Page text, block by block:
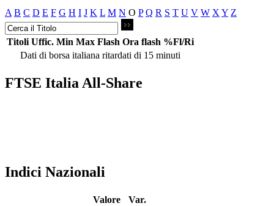
A B C D E F G H I J K L M N O P Q R S T U V W X Y Z
Titoli Uffic. Min Max Flash Ora flash %Fl/Ri
Dati di borsa italiana ritardati di 15 minuti
FTSE Italia All-Share
Indici Nazionali
Valore
Var.